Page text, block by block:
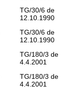
TG/30/6 de
12.10.1990
TG/30/6 de
12.10.1990
TG/180/3 de
4.4.2001
TG/180/3 de
4.4.2001